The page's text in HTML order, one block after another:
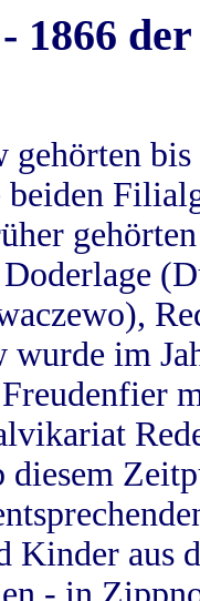
1866
im
Kinder aus